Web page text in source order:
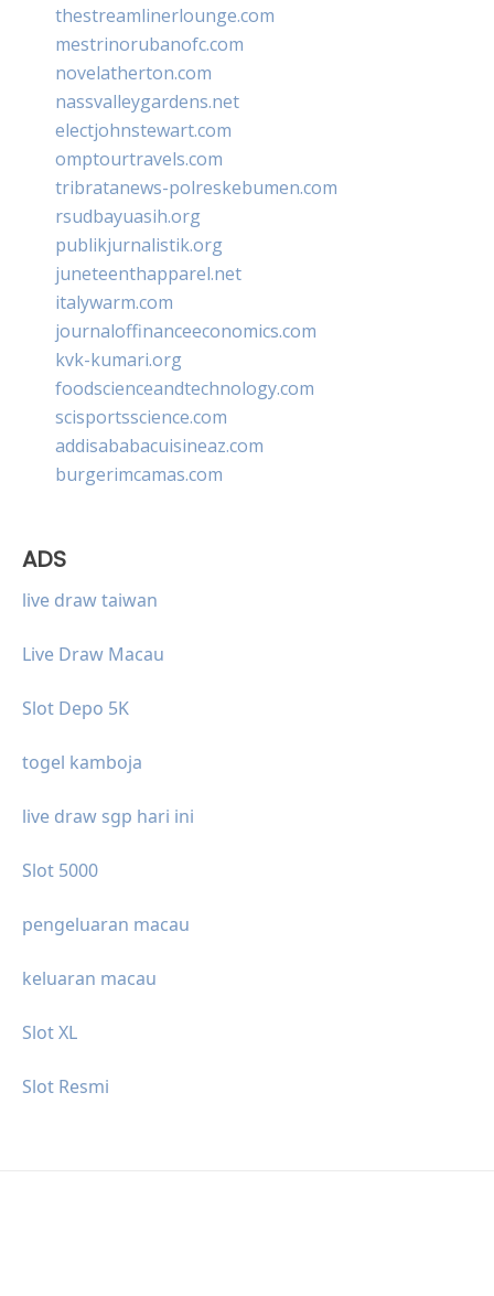
thestreamlinerlounge.com
mestrinorubanofc.com
novelatherton.com
nassvalleygardens.net
electjohnstewart.com
omptourtravels.com
tribratanews-polreskebumen.com
rsudbayuasih.org
publikjurnalistik.org
juneteenthapparel.net
italywarm.com
journaloffinanceeconomics.com
kvk-kumari.org
foodscienceandtechnology.com
scisportsscience.com
addisababacuisineaz.com
burgerimcamas.com
ADS
live draw taiwan
Live Draw Macau
Slot Depo 5K
togel kamboja
live draw sgp hari ini
Slot 5000
pengeluaran macau
keluaran macau
Slot XL
Slot Resmi